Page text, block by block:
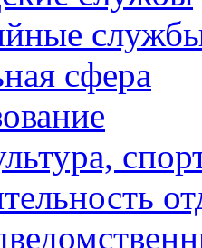
сфера